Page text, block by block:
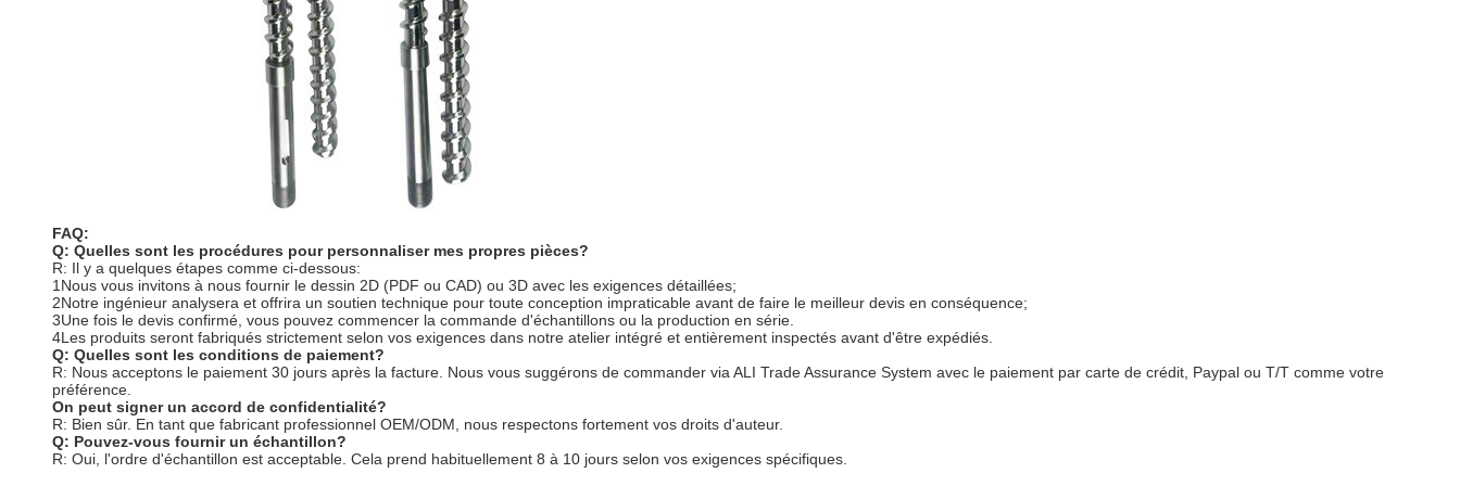
FAQ:
Q: Quelles sont les procédures pour personnaliser mes propres pièces?
R: Il y a quelques étapes comme ci-dessous:
1Nous vous invitons à nous fournir le dessin 2D (PDF ou CAD) ou 3D avec les exigences détaillées;
2Notre ingénieur analysera et offrira un soutien technique pour toute conception impraticable avant de faire le meilleur devis en conséquence;
3Une fois le devis confirmé, vous pouvez commencer la commande d'échantillons ou la production en série.
4Les produits seront fabriqués strictement selon vos exigences dans notre atelier intégré et entièrement inspectés avant d'être expédiés.
Q: Quelles sont les conditions de paiement?
R: Nous acceptons le paiement 30 jours après la facture. Nous vous suggérons de commander via ALI Trade Assurance System avec le paiement par carte de crédit, Paypal ou T/T comme votre
préférence.
On peut signer un accord de confidentialité?
R: Bien sûr. En tant que fabricant professionnel OEM/ODM, nous respectons fortement vos droits d'auteur.
Q: Pouvez-vous fournir un échantillon?
R: Oui, l'ordre d'échantillon est acceptable. Cela prend habituellement 8 à 10 jours selon vos exigences spécifiques.